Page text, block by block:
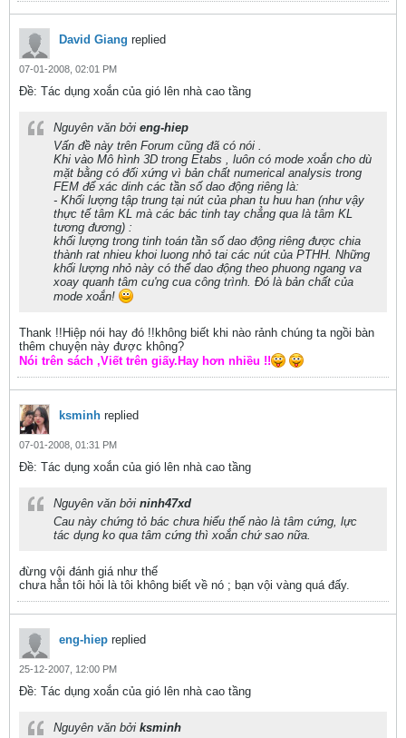
David Giang replied
07-01-2008, 02:01 PM
Ðề: Tác dụng xoắn của gió lên nhà cao tầng
Nguyên văn bởi eng-hiep
Vấn đề này trên Forum cũng đã có nói .
Khi vào Mô hình 3D trong Etabs , luôn có mode xoắn cho dù
mặt bằng có đối xứng vì bản chất numerical analysis trong
FEM để xác dinh các tần số dao động riêng là:
- Khối lượng tập trung tại nút của phan tu huu han (như vậy
thực tế tâm KL mà các bác tinh tay chẳng qua là tâm KL
tương đương) :
khối lượng trong tinh toán tần số dao động riêng được chia
thành rat nhieu khoi luong nhỏ tai các nút của PTHH. Những
khối lượng nhỏ này có thể dao động theo phuong ngang va
xoay quanh tâm cu'ng cua công trình. Đó là bản chất của
mode xoắn!
Thank !!Hiệp nói hay đó !!không biết khi nào rảnh chúng ta ngồi bàn
thêm chuyện này được không?
Nói trên sách ,Viết trên giấy.Hay hơn nhiều !!
ksminh replied
07-01-2008, 01:31 PM
Ðề: Tác dụng xoắn của gió lên nhà cao tầng
Nguyên văn bởi ninh47xd
Cau này chứng tỏ bác chưa hiểu thế nào là tâm cứng, lực
tác dụng ko qua tâm cứng thì xoắn chứ sao nữa.
đừng vội đánh giá như thế
chưa hẳn tôi hỏi là tôi không biết về nó ; bạn vội vàng quá đấy.
eng-hiep replied
25-12-2007, 12:00 PM
Ðề: Tác dụng xoắn của gió lên nhà cao tầng
Nguyên văn bởi ksminh